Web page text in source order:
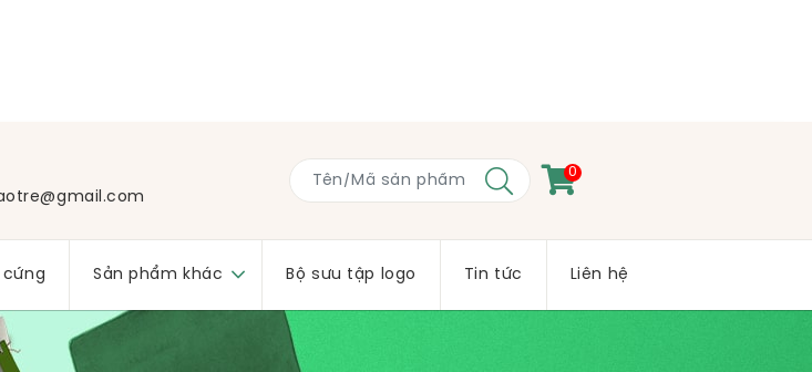
0
cứng Sản phẩm khác Bộ sưu tập logo Tin tức Liên hệ